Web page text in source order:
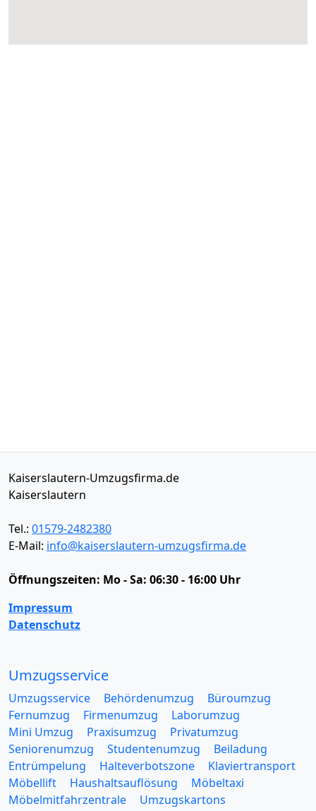
Kaiserslautern-Umzugsfirma.de
Kaiserslautern
Tel.: 01579-2482380
E-Mail: info@kaiserslautern-umzugsfirma.de
Öffnungszeiten: Mo - Sa: 06:30 - 16:00 Uhr
Impressum
Datenschutz
Umzugsservice
Umzugsservice Behördenumzug
Büroumzug
Fernumzug
Firmenumzug
Laborumzug
Mini Umzug
Praxisumzug
Privatumzug
Seniorenumzug
Studentenumzug
Beiladung
Entrümpelung
Halteverbotszone
Klaviertransport
Möbellift
Haushaltsauflösung
Möbeltaxi
Möbelmitfahrzentrale
Umzugskartons